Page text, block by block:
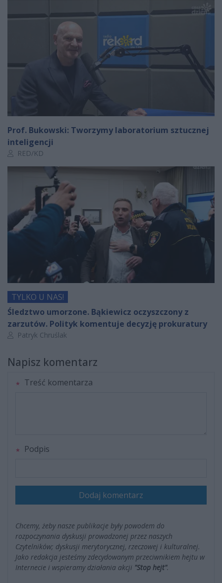
Prof. Bukowski: Tworzymy laboratorium sztucznej
inteligencji
Autor artykułu:
RED/KD
TYLKO U NAS!
Śledztwo umorzone. Bąkiewicz oczyszczony z
zarzutów. Polityk komentuje decyzję prokuratury
Autor artykułu:
Patryk Chruślak
Napisz komentarz
Treść komentarza
Podpis
Dodaj komentarz
Chcemy, żeby nasze publikacje były powodem do
rozpoczynania dyskusji prowadzonej przez naszych
Czytelników; dyskusji merytorycznej, rzeczowej i kulturalnej.
Jako redakcja jesteśmy zdecydowanym przeciwnikiem hejtu w
Internecie i wspieramy działania akcji "Stop hejt".